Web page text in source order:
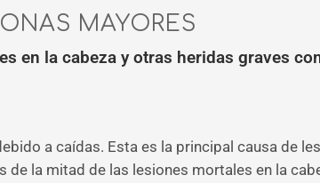
MAYORES
en la cabeza y otras heridas graves
a caídas. Esta es la principal causa de
la mitad de las lesiones mortales en la